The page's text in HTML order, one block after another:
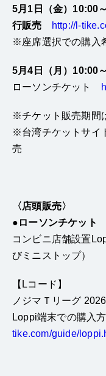
5月1日（金）10:00～
行販売
http://l-
※座席選択での購入
5月4日（月）10:00～
ローソンチケット
※チケット販売期間
※台湾チケットサイ
売
〈店頭販売〉
●ローソンチケット
コンビニ店舗設置
びミニストップ）
【Lコード】
ノジマＴリーグ
Loppi端末での購入方
tike.com/guide/